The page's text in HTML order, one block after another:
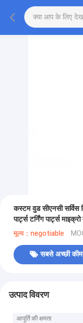
कस्टम वुड सीएनसी सर्विस
पार्ट्स टर्निंग पार्ट्स
मूल्य：negotiable
सबसे अच्छी
उत्पाद विवरण
आपूर्ति की क्षमता